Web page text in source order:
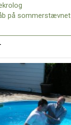
på sommerstævnet